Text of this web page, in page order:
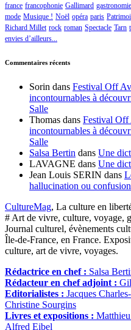
france francophonie Gallimard gastronomie
mode Musique ! Noël opéra paris
Richard Millet rock roman Spectacle Tarn
envies d’ailleurs...
Commentaires récents
Sorin dans Festival Off
incontournables à
Salle
Thomas dans Festival Off
incontournables à
Salle
Salsa Bertin dans Une
LAVAGNE dans Une
Jean Louis SERIN dans
hallucination ou
CultureMag, La culture en
# Art de vivre, culture, voyage,
Journal culturel, évènements
Île-de-France, en France.
culture, art de vivre, voyages.
Rédactrice en chef : Salsa
Rédacteur en chef adjoint :
Editorialistes : Jacques
Christine Sourgins
Livres et expositions :
Alfred Eibel